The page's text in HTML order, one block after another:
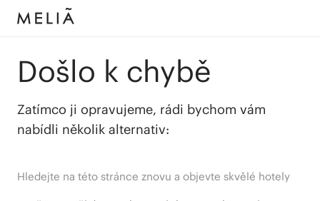
Došlo k chybě
Zatímco ji opravujeme, rádi bychom vám
nabídli několik alternativ:
Hledejte na této stránce znovu a objevte skvělé hotely